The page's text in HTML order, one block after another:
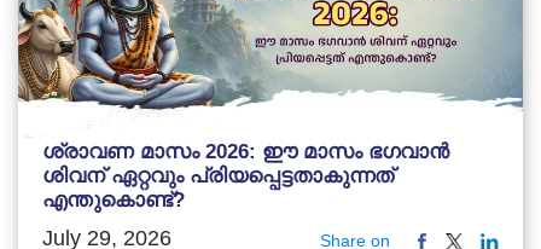
ശ്രാവണ മാസം 2026: ഈ മാസം ഭഗവാൻ
ശിവന് ഏറ്റവും പ്രിയപ്പെട്ടതാകുന്നത്
എന്തുകൊണ്ട്?
July 29, 2026 Share on